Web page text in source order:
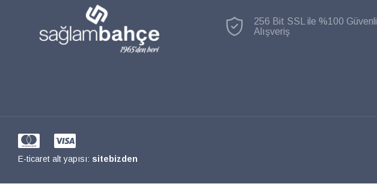
256 Bit SSL ile %100 Güvenli
Alışveriş
E-ticaret alt yapısı: sitebizden